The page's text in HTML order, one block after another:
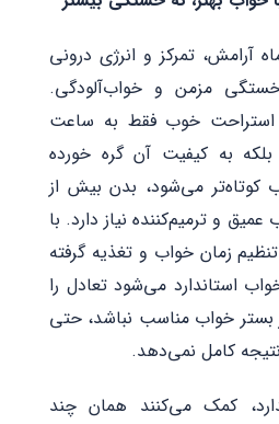
آرامش، تمرکز و انرژی درونی
خستگی مزمن و خواب‌آلودگی.
خوب فقط به ساعت
به کیفیت آن گره خورده
می‌شود، بدن بیش از
و ترمیم‌کننده نیاز دارد. با
زمان خواب و تغذیه گرفته
استاندارد می‌شود تعادل را
بستر خواب مناسب نباشد، حتی
کامل نمی‌دهد.
کمک می‌کنند همان چند